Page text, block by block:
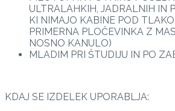
ULTRALAHKIH, JADRALNIH IN
KI NIMAJO KABINE POD
PRIMERNA PLOČEVINKA Z
NOSNO KANULO)
MLADIM PRI ŠTUDIJU IN PO
KDAJ SE IZDELEK UPORABLJA: